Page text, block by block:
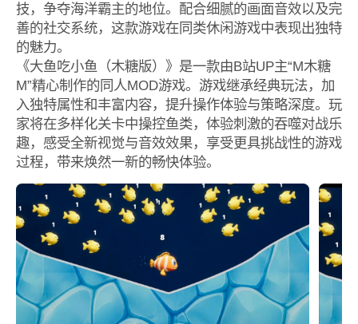
技，争夺海洋霸主的地位。配合细腻的画面音效以及完
善的社交系统，这款游戏在同类休闲游戏中表现出独特
的魅力。
《大鱼吃小鱼（木糖版）》是一款由B站UP主“M木糖
M”精心制作的同人MOD游戏。游戏继承经典玩法，加
入独特属性和丰富内容，提升操作体验与策略深度。玩
家将在多样化关卡中操控鱼类，体验刺激的吞噬对战乐
趣，感受全新视觉与音效效果，享受更具挑战性的游戏
过程，带来焕然一新的畅快体验。